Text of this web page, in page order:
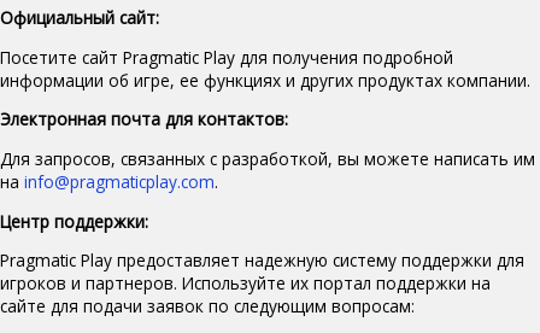
Официальный сайт:
Посетите сайт Pragmatic Play для получения подробной
информации об игре, ее функциях и других продуктах компании.
Электронная почта для контактов:
Для запросов, связанных с разработкой, вы можете написать им
на info@pragmaticplay.com.
Центр поддержки:
Pragmatic Play предоставляет надежную систему поддержки для
игроков и партнеров. Используйте их портал поддержки на
сайте для подачи заявок по следующим вопросам: